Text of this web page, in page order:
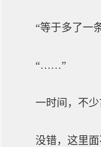
“等于多了一条
“……”
一时间，不少
没错，这里面